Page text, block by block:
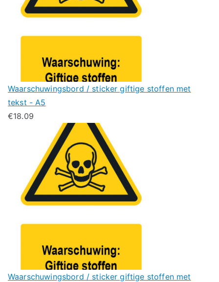
Waarschuwingsbord / sticker giftige stoffen met
tekst - A5
€18.09
Waarschuwingsbord / sticker giftige stoffen met